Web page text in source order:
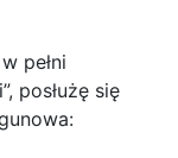
pełni
posłużę się